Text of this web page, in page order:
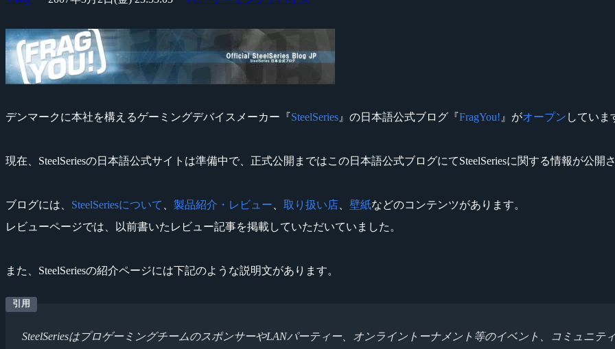
デンマークに本社を構えるゲーミングデバイスメーカー『SteelSeries 』の日本語公式ブログ『FragYou! 』がオープン していま
現在、SteelSeriesの日本語公式サイトは準備中で、正式公開まではこの日本語公式ブログにてSteelSeriesに関する情報が公開
ブログには、 SteelSeriesについて 製品紹介・レビュー 取り扱い店 壁紙などのコンテンツがあります。
レビューページでは、以前書いたレビュー記事を掲載していただいていました。
また、SteelSeriesの紹介ページには下記のような説明文があります。
SteelSeriesはプロゲーミングチームのスポンサーやLANパーティー、オンライントーナメント等のイベント、コミュニテ